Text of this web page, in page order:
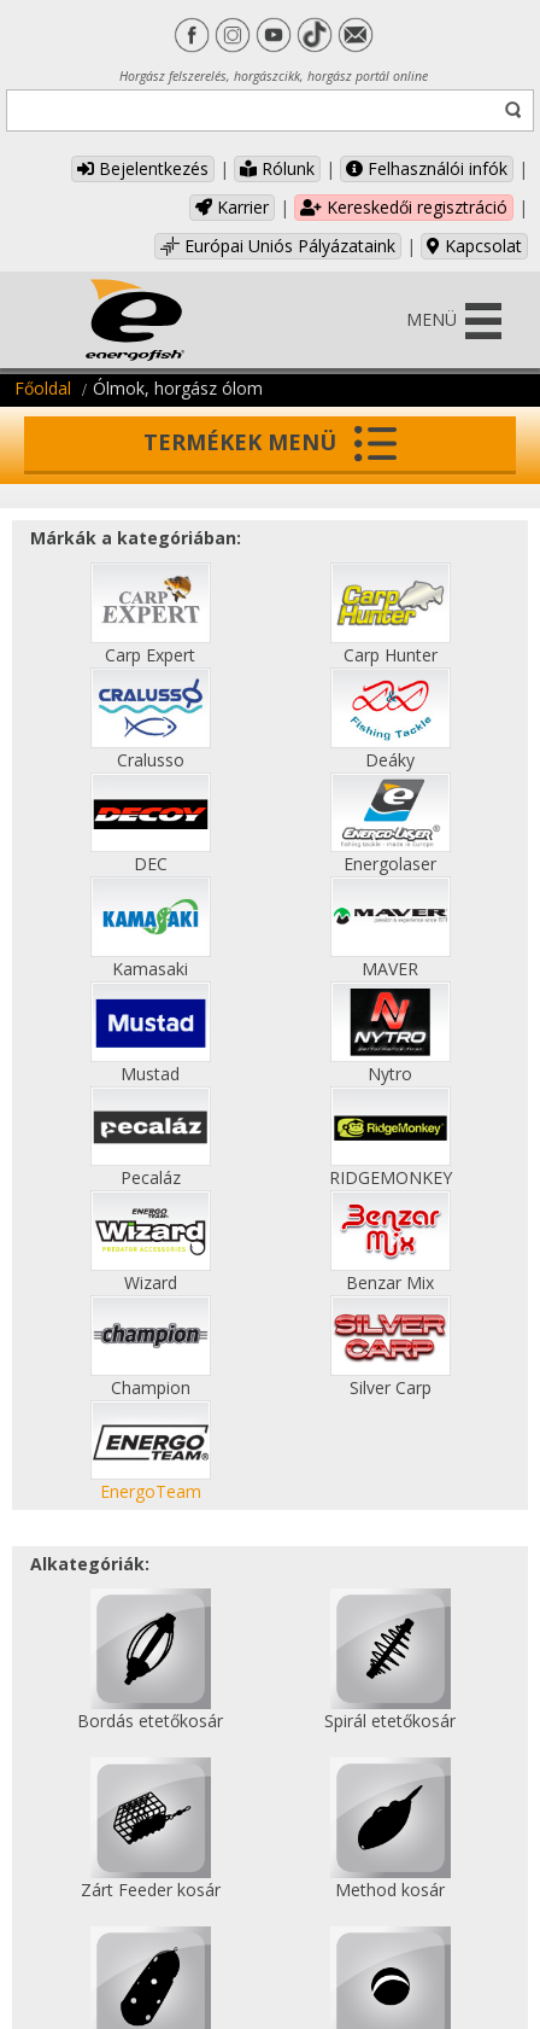
Horgász felszerelés, horgászcikk, horgász portál online
Bejelentkezés | Rólunk | Felhasználói infók
|
Karrier
| Kereskedői regisztráció
|
Európai Uniós Pályázataink
| Kapcsolat
MENÜ
Főoldal Ólmok, horgász ólom
TERMÉKEK MENÜ
Márkák a kategóriában:
Carp Expert Carp Hunter
Cralusso Deáky
DEC Energolaser
Kamasaki MAVER
Mustad Nytro
Pecaláz RIDGEMONKEY
Wizard Benzar Mix
Champion Silver Carp
EnergoTeam
Alkategóriák:
Bordás etetőkosár Spirál etetőkosár
Zárt Feeder kosár Method kosár